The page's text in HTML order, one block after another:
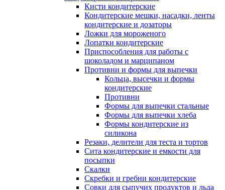
Кисти кондитерские
Кондитерские мешки, насадки, ленты
кондитерские и дозаторы
Ложки для мороженого
Лопатки кондитерские
Приспособления для работы с
шоколадом и марципаном
Противни и формы для выпечки
Кольца, высечки и формы
кондитерские
Противни
Формы для выпечки стальные
Формы для выпечки хлеба
Формы кондитерские из
силикона
Резаки, делители для теста и тортов
Сита кондитерские и емкости для
посыпки
Скалки
Скребки и гребни кондитерские
Совки для сыпучих продуктов и льда